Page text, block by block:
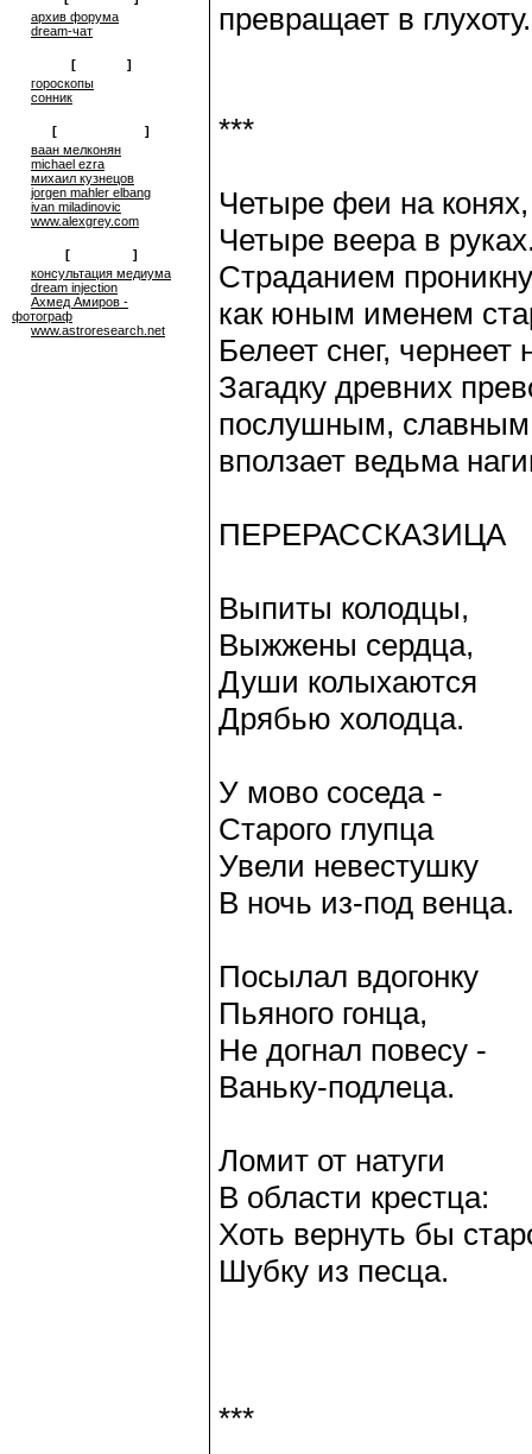
архив форума
dream-чат
[
]
гороскопы
сонник
[
]
ваан мелконян
michael ezra
михаил кузнецов
jorgen mahler elbang
ivan miladinovic
www.alexgrey.com
[
]
консультация медиума
dream injection
Ахмед Амиров -
фотограф
www.astroresearch.net
превращает в глухоту.
***
Четыре феи на конях,
Четыре веера в
Страданием
как юным именем
Белеет снег, чернеет
Загадку древних
послушным,
вползает ведьма
ПЕРЕРАССКАЗИЦА
Выпиты колодцы,
Выжжены сердца,
Души колыхаются
Дрябью холодца.
У мово соседа -
Старого глупца
Увели невестушку
В ночь из-под венца.
Посылал вдогонку
Пьяного гонца,
Не догнал повесу -
Ваньку-подлеца.
Ломит от натуги
В области крестца:
Хоть вернуть бы
Шубку из песца.
***